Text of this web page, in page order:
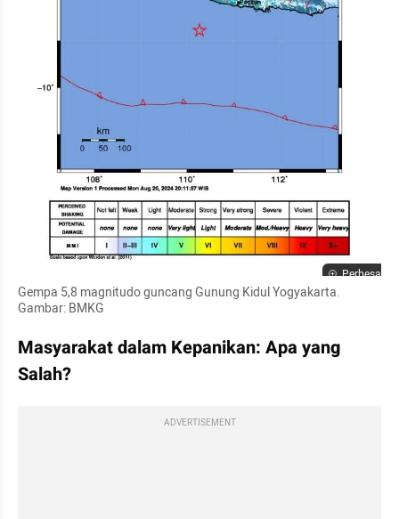
Perbesar
Gempa 5,8 magnitudo guncang Gunung Kidul Yogyakarta.
Gambar: BMKG
Masyarakat dalam Kepanikan: Apa yang
Salah?
ADVERTISEMENT